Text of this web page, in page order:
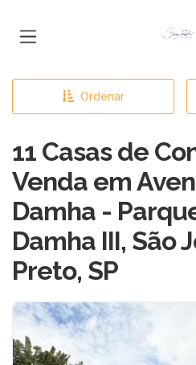
Ordenar
11 Casas de
Venda em
Damha -
Damha III, São
Preto, SP